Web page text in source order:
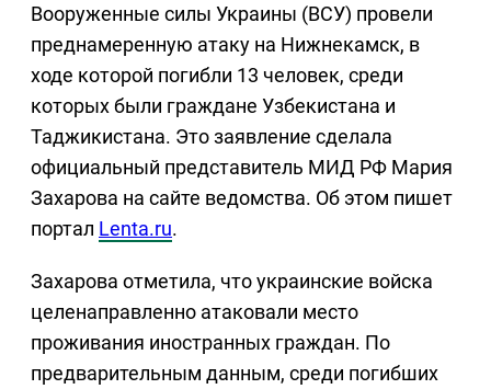
Вооруженные силы Украины (ВСУ) провели
преднамеренную атаку на Нижнекамск, в
ходе которой погибли 13 человек, среди
которых были граждане Узбекистана и
Таджикистана. Это заявление сделала
официальный представитель МИД РФ Мария
Захарова на сайте ведомства. Об этом пишет
портал Lenta.ru.
Захарова отметила, что украинские войска
целенаправленно атаковали место
проживания иностранных граждан. По
предварительным данным, среди погибших